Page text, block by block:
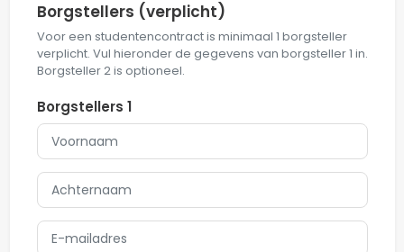
Borgstellers (verplicht)
Voor een studentencontract is minimaal 1 borgsteller
verplicht. Vul hieronder de gegevens van borgsteller 1 in.
Borgsteller 2 is optioneel.
Borgstellers 1